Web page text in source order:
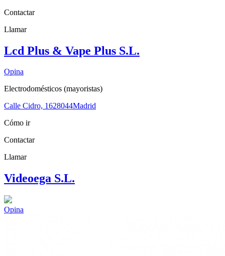
Contactar
Llamar
Lcd Plus & Vape Plus S.L.
Opina
Electrodomésticos (mayoristas)
Calle Cidro, 1628044Madrid
Cómo ir
Contactar
Llamar
Videoega S.L.
Opina